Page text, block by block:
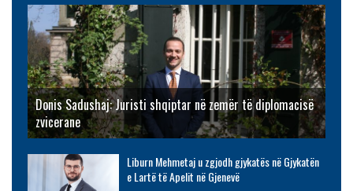
Donis Sadushaj: Juristi shqiptar në zemër të diplomacisë
zvicerane
Liburn Mehmetaj u zgjodh gjykatës në Gjykatën
e Lartë të Apelit në Gjenevë